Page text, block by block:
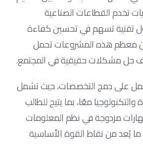
تخدم القطاعات الصناعية
تقنية تسهم في تحسين كفاءة
معظم هذه المشروعات تحمل
حل مشكلات حقيقية في المجتمع.
على دمج التخصصات، حيث تشمل
والتكنولوجيا معًا، بما يتيح للطالب
مزدوجة في نظم المعلومات
ما يُعد من نقاط القوة الأساسية